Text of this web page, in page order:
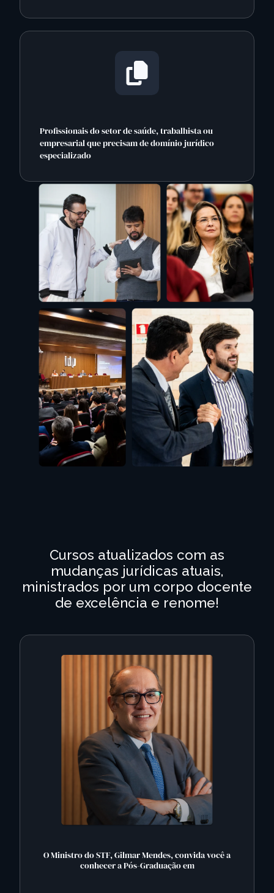
Profissionais do setor de saúde, trabalhista ou
empresarial que precisam de domínio jurídico
especializado
Cursos atualizados com as
mudanças jurídicas atuais,
ministrados por um corpo docente
de excelência e renome!
O Ministro do STF, Gilmar Mendes, convida você a
conhecer a Pós-Graduação em